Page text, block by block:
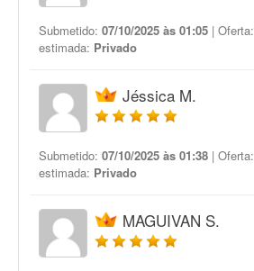
Submetido: 07/10/2025 às 01:05 | Oferta:
estimada: Privado
Jéssica M.
Submetido: 07/10/2025 às 01:38 | Oferta:
estimada: Privado
MAGUIVAN S.